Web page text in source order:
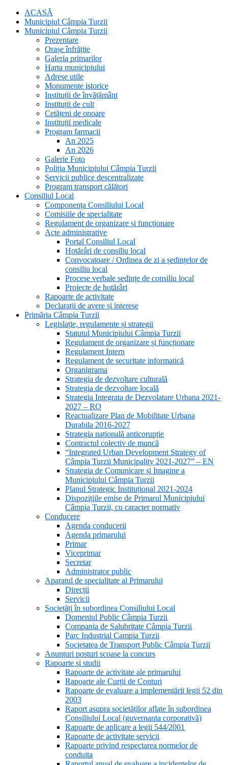
ACASĂ
Municipiul Câmpia Turzii
Municipiul Câmpia Turzii
Prezentare
Orașe înfrățite
Galeria primarilor
Harta municipiului
Adrese utile
Monumente istorice
Instituții de învățământ
Instituții de cult
Cetățeni de onoare
Instituții medicale
Program farmacii
An 2025
An 2026
Galerie Foto
Poliția Municipiului Câmpia Turzii
Servicii publice descentralizate
Program transport călători
Consiliul Local
Componența Consiliului Local
Comisiile de specialitate
Regulament de organizare și funcționare
Acte administrative
Portal Consiliul Local
Hotărâri de consiliu local
Convocatoare / Ordinea de zi a ședințelor de
consiliu local
Procese verbale sedințe de consiliu local
Proiecte de hotărâri
Rapoarte de activitate
Declarații de avere și interese
Primăria Câmpia Turzii
Legislație, regulamente și strategii
Statutul Municipiului Câmpia Turzii
Regulament de organizare și funcționare
Regulament Intern
Regulament de securitate informatică
Organigrama
Strategia de dezvoltare culturală
Strategia de dezvoltare locală
Strategia Integrata de Dezvolatare Urbana 2021-
2027 – RO
Reactualizare Plan de Mobilitate Urbana
Durabila 2016-2027
Strategia națională anticorupție
Contractul colectiv de muncă
“Integrated Urban Development Strategy of
Câmpia Turzii Municipality 2021-2027” – EN
Strategia de Comunicare și Imagine a
Municipiului Câmpia Turzii
Planul Strategic Instituțional 2021-2024
Dispozițiile emise de Primarul Municipiului
Câmpia Turzii, cu caracter normativ
Conducere
Agenda conducerii
Agenda primarului
Primar
Viceprimar
Secretar
Administrator public
Aparatul de specialitate al Primarului
Direcții
Servicii
Sociețăți în subordinea Consiliului Local
Domeniul Public Câmpia Turzii
Compania de Salubritate Câmpia Turzii
Parc Industrial Campia Turzii
Societatea de Transport Public Câmpia Turzii
Anunțuri posturi scoase la concurs
Rapoarte și studii
Rapoarte de activitate ale primarului
Rapoarte ale Curții de Conturi
Rapoarte de evaluare a implementării legii 52 din
2003
Raport asupra societăților aflate în subordinea
Consiliului Local (guvernanta corporativă)
Rapoarte de aplicare a legii 544/2001
Rapoarte de activitate servicii
Rapoarte privind respectarea normelor de
conduita